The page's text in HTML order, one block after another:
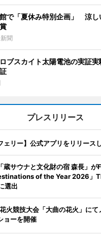
で「夏休み特別企画」 涼し
聞
ブスカイト太陽電池の実証
プレスリリース
ェリー】公式アプリをリリース
蔵サウナと文化財の宿 森長」が
of the Year 2026」
選出
火競技大会「大曲の花火」にて
ョーを開催